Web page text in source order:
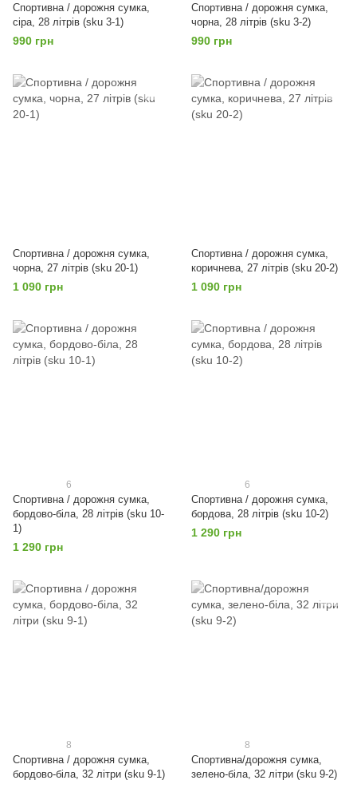
Спортивна / дорожня сумка,
сіра, 28 літрів (sku 3-1)
990 грн
Спортивна / дорожня сумка,
чорна, 28 літрів (sku 3-2)
990 грн
Спортивна / дорожня сумка,
чорна, 27 літрів (sku 20-1)
1 090 грн
Спортивна / дорожня сумка,
коричнева, 27 літрів (sku 20-2)
1 090 грн
6
Спортивна / дорожня сумка,
бордово-біла, 28 літрів (sku 10-
1)
1 290 грн
6
Спортивна / дорожня сумка,
бордова, 28 літрів (sku 10-2)
1 290 грн
8
Спортивна / дорожня сумка,
бордово-біла, 32 літри (sku 9-1)
8
Спортивна/дорожня сумка,
зелено-біла, 32 літри (sku 9-2)